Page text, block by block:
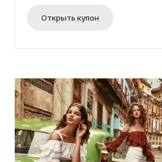
Открыть купон